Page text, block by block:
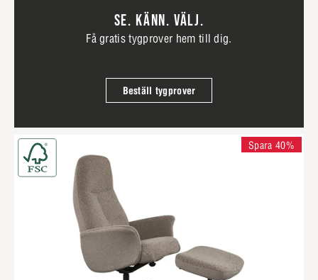
SE. KÄNN. VÄLJ.
Få gratis tygprover hem till dig.
Beställ tygprover
Spara 40%